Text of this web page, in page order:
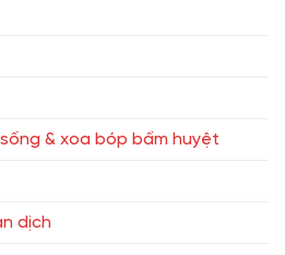
& xoa bóp bấm huyệt
dịch